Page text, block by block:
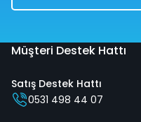
1967 Chevrolet Camaro
Müşteri Destek Hattı
Satış Destek Hattı
0531 498 44 07